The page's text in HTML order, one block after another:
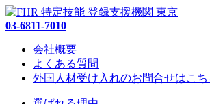
03-6811-7010
会社概要
よくある質問
外国人材受け入れのお問合せはこち